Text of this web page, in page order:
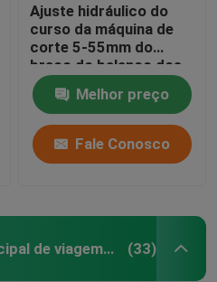
Ajuste hidráulico do
curso da máquina de
corte 5-55mm do
braço do balanço dos
grupos de telefone
celularMelhor preço
Fale Conosco
Máquina de corte principal de viagem hidráulica (33)